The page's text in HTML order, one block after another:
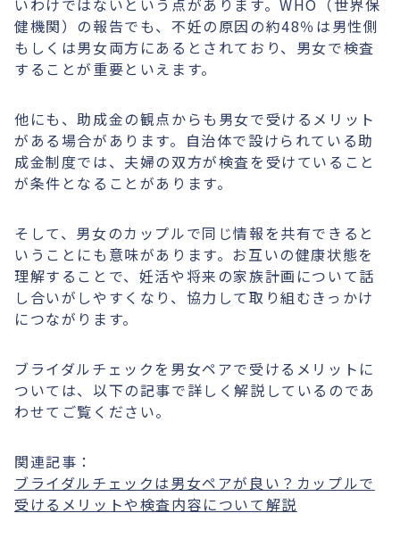
いわけではないという点があります。WHO（世界保
健機関）の報告でも、不妊の原因の約48％は男性側
もしくは男女両方にあるとされており、男女で検査
することが重要といえます。
他にも、助成金の観点からも男女で受けるメリット
がある場合があります。自治体で設けられている助
成金制度では、夫婦の双方が検査を受けていること
が条件となることがあります。
そして、男女のカップルで同じ情報を共有できると
いうことにも意味があります。お互いの健康状態を
理解することで、妊活や将来の家族計画について話
し合いがしやすくなり、協力して取り組むきっかけ
につながります。
ブライダルチェックを男女ペアで受けるメリットに
ついては、以下の記事で詳しく解説しているのであ
わせてご覧ください。
関連記事：
ブライダルチェックは男女ペアが良い？カップルで
受けるメリットや検査内容について解説